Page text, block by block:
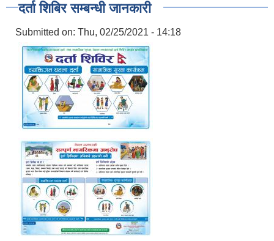
दर्ता शिबिर सम्बन्धी जानकारी
Submitted on: Thu, 02/25/2021 - 14:18